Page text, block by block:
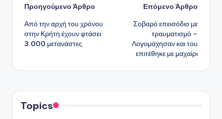
Πλοήγηση
δημοσιεύσεων
Προηγούμενο Άρθρο
Από την αρχή του χρόνου
στην Κρήτη έχουν φτάσει
3.000 μετανάστες
Επόμενο Άρθρο
Σοβαρό επεισόδιο με
τραυματισμό –
Λογομάχησαν και του
επιτέθηκε με μαχαίρι
Topics